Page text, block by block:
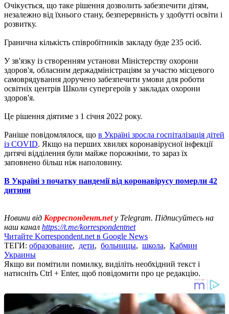
Очікується, що таке рішення дозволить забезпечити дітям,
незалежно від їхнього стану, безперервність у здобутті освіти і
розвитку.
Гранична кількість співробітників закладу буде 235 осіб.
У зв'язку із створенням установи Міністерству охорони
здоров'я, обласним держадміністраціям за участю місцевого
самоврядування доручено забезпечити умови для роботи
освітніх центрів Школи супергероїв у закладах охорони
здоров'я.
Це рішення діятиме з 1 січня 2022 року.
Раніше повідомлялося, що в Україні зросла госпіталізація дітей
із COVID. Якщо на перших хвилях коронавірусної інфекції
дитячі відділення були майже порожніми, то зараз їх
заповнено більш ніж наполовину.
В Україні з початку пандемії від коронавірусу померли 42
дитини
Новини від Корреспондент.netу Telegram. Підписуйтесь на
наш канал https://t.me/korrespondentnet
Читайте Korrespondent.net в Google News
ТЕГИ: образование, дети, больницы, школа, Кабмин
Украины
Якщо ви помітили помилку, виділіть необхідний текст і
натисніть Ctrl + Enter, щоб повідомити про це редакцію.